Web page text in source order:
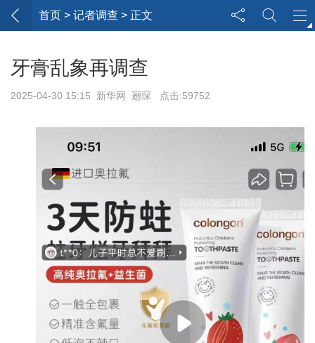
首页 > 记者调查 > 正文
牙膏乱象再调查
2025-04-30 15:15 新华网 逦琛 点击:59752